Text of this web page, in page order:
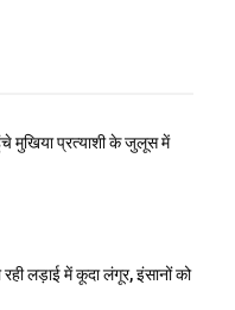
मुखिया प्रत्याशी के जुलूस में
रही लड़ाई में कूदा लंगूर, इंसानों को